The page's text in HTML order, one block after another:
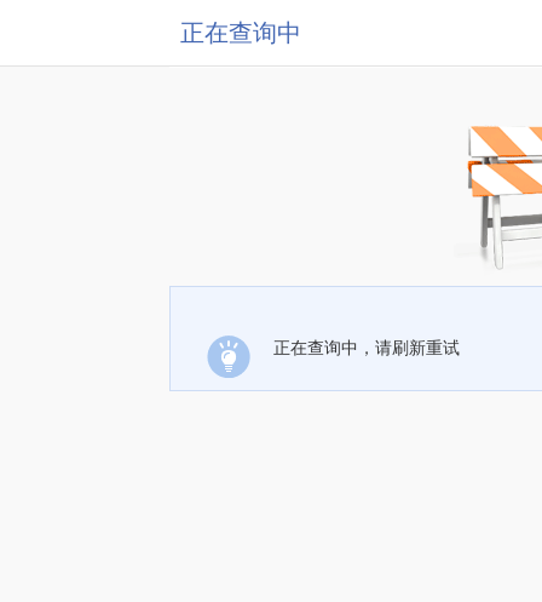
正在查询中
正在查询中，请刷新重试